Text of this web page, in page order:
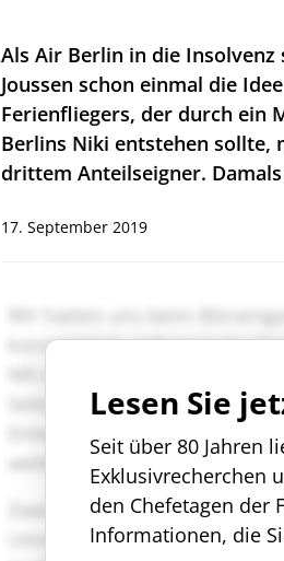
Als Air Berlin in die Insolvenz
Joussen schon einmal die
Ferienfliegers, der durch ein
Berlins Niki entstehen sollte,
drittem Anteilseigner.
17. September 2019
Lesen Sie
Seit über 80 Jahren
Exklusivrecherchen
den Chefetagen der
Informationen, die